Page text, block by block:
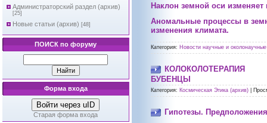
Администраторский раздел (архив)
[25]
Новые статьи (архив) [48]
ПОИСК по форуму
Форма входа
Войти через uID
Старая форма входа
Наклон земной оси изменяет
Аномальные процессы в
изменения климата.
Категория: Новости научные и
КОЛОКОЛОТЕРАПИЯ
БУБЕНЦЫ
Категория: Космическая Этика (архив)
Гипотезы.